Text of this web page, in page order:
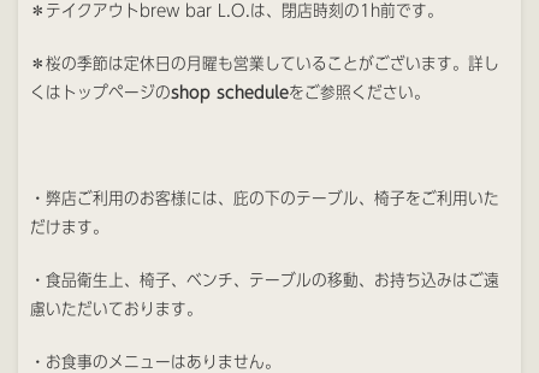
＊テイクアウトbrew bar L.O.は、閉店時刻の1h前です。
＊桜の季節は定休日の月曜も営業していることがございます。詳し
くはトップページのshop scheduleをご参照ください。
・弊店ご利用のお客様には、庇の下のテーブル、椅子をご利用いた
だけます。
・食品衛生上、椅子、ベンチ、テーブルの移動、お持ち込みはご遠
慮いただいております。
・お食事のメニューはありません。